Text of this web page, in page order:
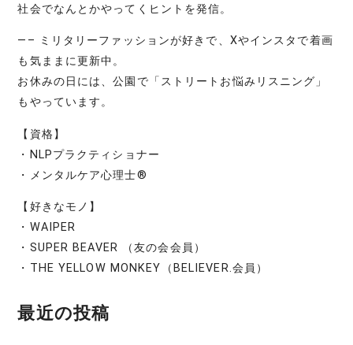
社会でなんとかやってくヒントを発信。
—– ミリタリーファッションが好きで、Xやインスタで着画
も気ままに更新中。
お休みの日には、公園で「ストリートお悩みリスニング」
もやっています。
【資格】
・NLPプラクティショナー
・メンタルケア心理士®
【好きなモノ】
・WAIPER
・SUPER BEAVER （友の会会員）
・THE YELLOW MONKEY（BELIEVER.会員）
最近の投稿